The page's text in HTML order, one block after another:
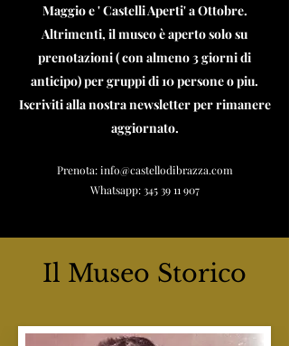
Maggio e ' Castelli Aperti' a Ottobre.
Altrimenti, il museo è aperto solo su
prenotazioni ( con almeno 3 giorni di
anticipo) per gruppi di 10 persone o piu.
Iscriviti alla nostra newsletter per rimanere
aggiornato.
Prenota:info@castellodibrazza.com
Whatsapp:345 39 11 907
Il Museo Storico